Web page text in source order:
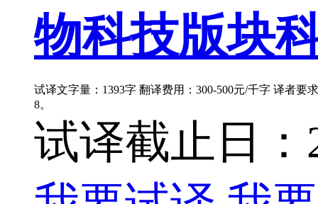
物科技版块
试译文字量：1393字 翻译费用：300-500元/千字 译者要
8。
试译截止日：